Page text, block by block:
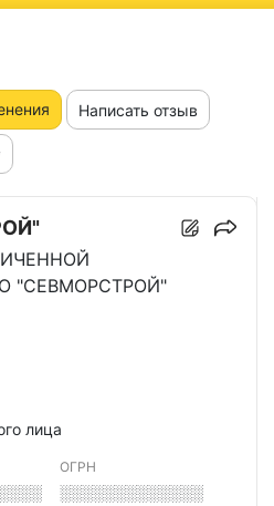
Написать отзыв
"СЕВМОРСТРОЙ"
лица
ОГРН
░░░░░░░░░░░░░